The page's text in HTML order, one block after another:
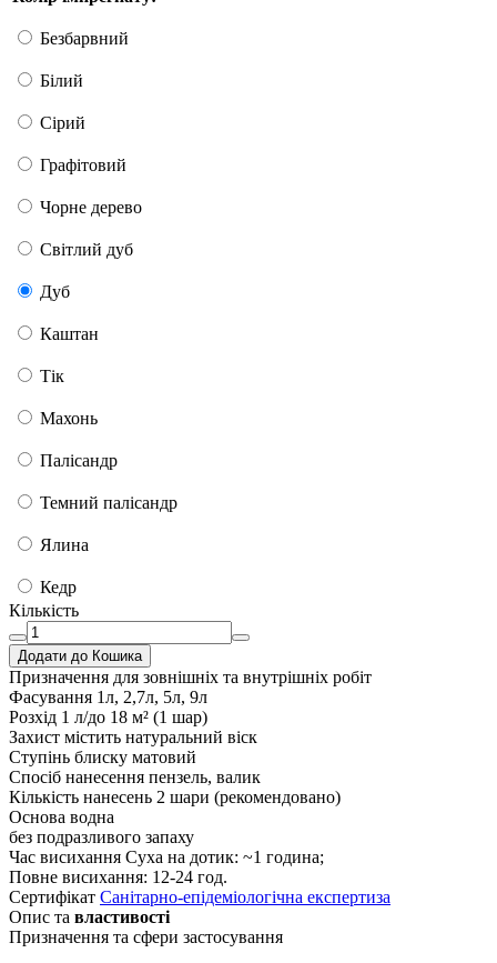
Безбарвний
Білий
Сірий
Графітовий
Чорне дерево
Світлий дуб
Дуб
Каштан
Тік
Махонь
Палісандр
Темний палісандр
Ялина
Кедр
Кількість
Додати до Кошика
Призначення для зовнішніх та внутрішніх робіт
Фасування 1л, 2,7л, 5л, 9л
Розхід 1 л/до 18 м² (1 шар)
Захист містить натуральний віск
Ступінь блиску матовий
Спосіб нанесення пензель, валик
Кількість нанесень 2 шари (рекомендовано)
Основа водна
без подразливого запаху
Час висихання Суха на дотик: ~1 година;
Повне висихання: 12-24 год.
Сертифікат Санітарно-епідеміологічна експертиза
Опис та властивості
Призначення та сфери застосування